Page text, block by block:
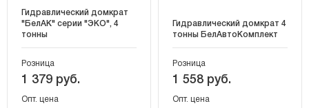
Гидравлический домкрат
"БелАК" серии "ЭКО", 4
тонны
Розница
1 379 руб.
Опт. цена
Гидравлический домкрат 4
тонны БелАвтоКомплект
Розница
1 558 руб.
Опт. цена